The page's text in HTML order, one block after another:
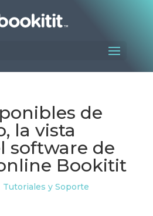
de
la vista
software de
Bookitit
Tutoriales y Soporte